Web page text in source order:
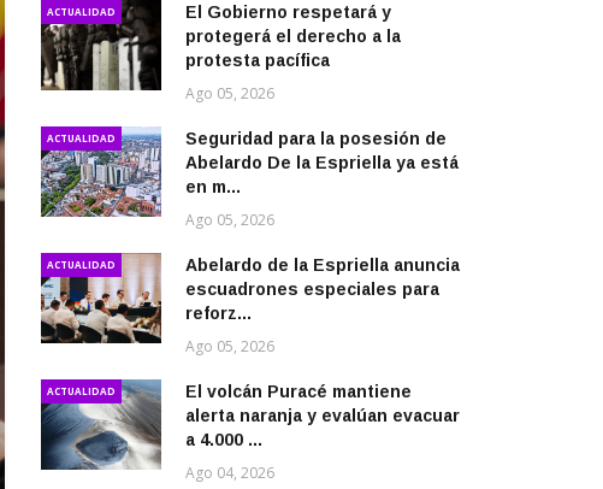
ACTUALIDAD
El Gobierno respetará y
protegerá el derecho a la
protesta pacífica
Ago 05, 2026
ACTUALIDAD
Seguridad para la posesión de
Abelardo De la Espriella ya está
en m...
Ago 05, 2026
ACTUALIDAD
Abelardo de la Espriella anuncia
escuadrones especiales para
reforz...
Ago 05, 2026
ACTUALIDAD
El volcán Puracé mantiene
alerta naranja y evalúan evacuar
a 4.000 ...
Ago 04, 2026